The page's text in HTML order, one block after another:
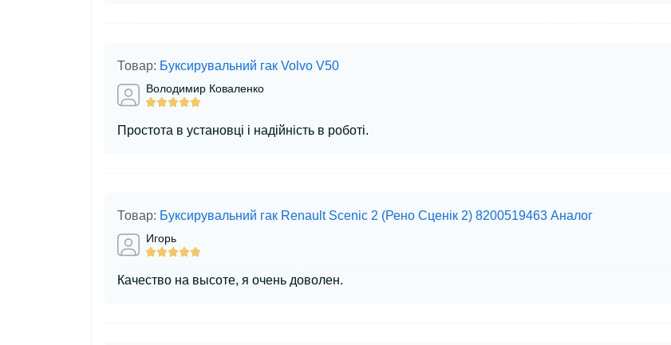
Товар: Буксирувальний гак Volvo V50
Володимир Коваленко
Простота в установці і надійність в роботі.
Товар: Буксирувальний гак Renault Scenic 2 (Рено Сценік 2) 8200519463 Аналог
Игорь
Качество на высоте, я очень доволен.